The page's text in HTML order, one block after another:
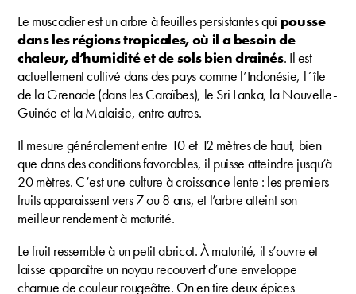
Le muscadier est un arbre à feuilles persistantes qui pousse
dans les régions tropicales, où il a besoin de
chaleur, d’humidité et de sols bien drainés. Il est
actuellement cultivé dans des pays comme l’Indonésie, l´île
de la Grenade (dans les Caraïbes), le Sri Lanka, la Nouvelle-
Guinée et la Malaisie, entre autres.
Il mesure généralement entre 10 et 12 mètres de haut, bien
que dans des conditions favorables, il puisse atteindre jusqu’à
20 mètres. C’est une culture à croissance lente : les premiers
fruits apparaissent vers 7 ou 8 ans, et l’arbre atteint son
meilleur rendement à maturité.
Le fruit ressemble à un petit abricot. À maturité, il s’ouvre et
laisse apparaître un noyau recouvert d’une enveloppe
charnue de couleur rougeâtre. On en tire deux épices